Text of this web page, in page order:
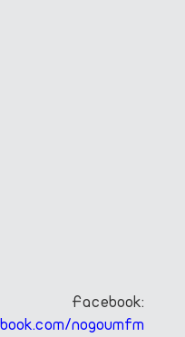
Facebook:
nogoumfm